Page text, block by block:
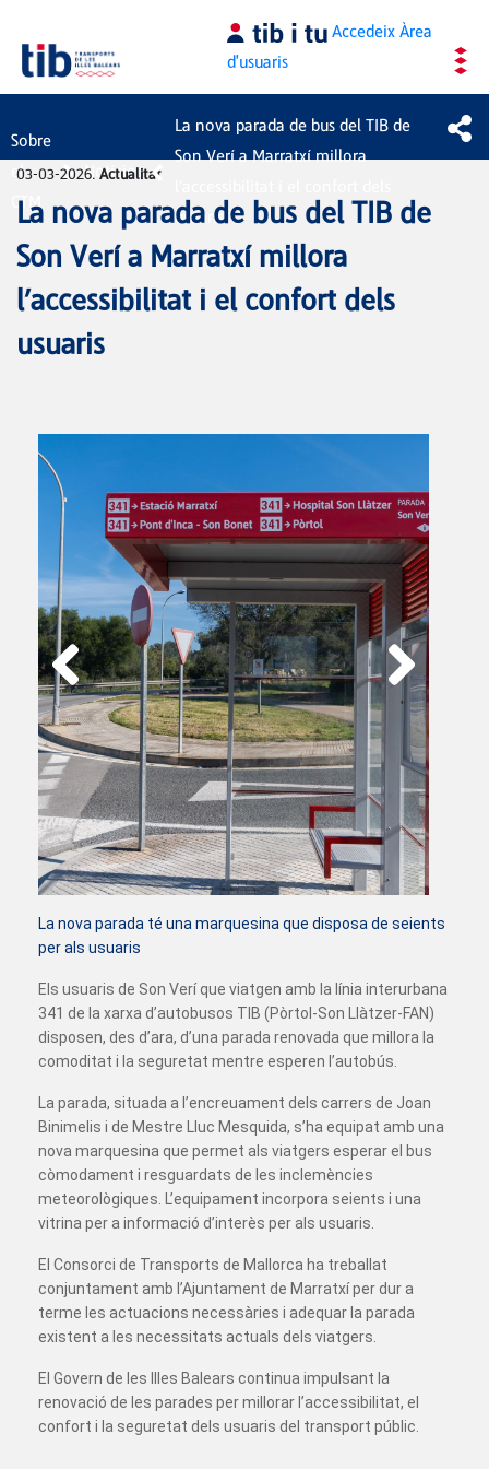
AccedeixÀrea
d'usuaris
Sobre
el
CTM
Notícies
La nova parada de bus del TIB de
Son Verí a Marratxí millora
usuaris
03-03-2026. Actualitat
La nova parada de bus del TIB de
Son Verí a Marratxí millora
l’accessibilitat i el confort dels
usuaris
La nova parada té una marquesina que disposa de seients
per als usuaris
Els usuaris de Son Verí que viatgen amb la línia interurbana
341 de la xarxa d’autobusos TIB (Pòrtol-Son Llàtzer-FAN)
disposen, des d’ara, d’una parada renovada que millora la
comoditat i la seguretat mentre esperen l’autobús.
La parada, situada a l’encreuament dels carrers de Joan
Binimelis i de Mestre Lluc Mesquida, s’ha equipat amb una
nova marquesina que permet als viatgers esperar el bus
còmodament i resguardats de les inclemències
meteorològiques. L’equipament incorpora seients i una
vitrina per a informació d’interès per als usuaris.
El Consorci de Transports de Mallorca ha treballat
conjuntament amb l’Ajuntament de Marratxí per dur a
terme les actuacions necessàries i adequar la parada
existent a les necessitats actuals dels viatgers.
El Govern de les Illes Balears continua impulsant la
renovació de les parades per millorar l’accessibilitat, el
confort i la seguretat dels usuaris del transport públic.